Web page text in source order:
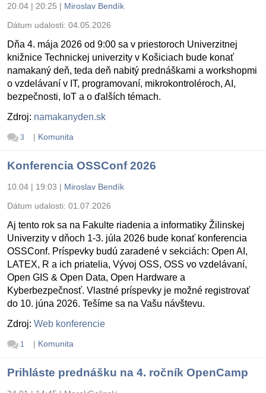
20.04 | 20:25 | Miroslav Bendík
Dátum udalosti: 04.05.2026
Dňa 4. mája 2026 od 9:00 sa v priestoroch Univerzitnej
knižnice Technickej univerzity v Košiciach bude konať
namakaný deň, teda deň nabitý prednáškami a workshopmi
o vzdelávaní v IT, programovaní, mikrokontroléroch, AI,
bezpečnosti, IoT a o ďalších témach.
Zdroj: namakanyden.sk
3 | Komunita
Konferencia OSSConf 2026
10.04 | 19:03 | Miroslav Bendík
Dátum udalosti: 01.07.2026
Aj tento rok sa na Fakulte riadenia a informatiky Žilinskej
Univerzity v dňoch 1-3. júla 2026 bude konať konferencia
OSSConf. Príspevky budú zaradené v sekciách: Open AI,
LATEX, R a ich priatelia, Vývoj OSS, OSS vo vzdelávaní,
Open GIS & Open Data, Open Hardware a
Kyberbezpečnosť. Vlastné príspevky je možné registrovať
do 10. júna 2026. Tešíme sa na Vašu návštevu.
Zdroj: Web konferencie
1 | Komunita
Prihláste prednášku na 4. ročník OpenCamp